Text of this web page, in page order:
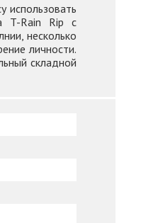
использовать
T-Rain Rip с
несколько
личности.
складной